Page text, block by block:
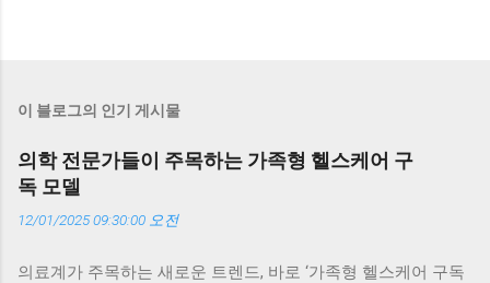
이 블로그의 인기 게시물
의학 전문가들이 주목하는 가족형 헬스케어 구
독 모델
12/01/2025 09:30:00 오전
의료계가 주목하는 새로운 트렌드, 바로 ‘가족형 헬스케어 구독